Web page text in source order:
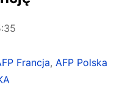
Francja, AFP Polska